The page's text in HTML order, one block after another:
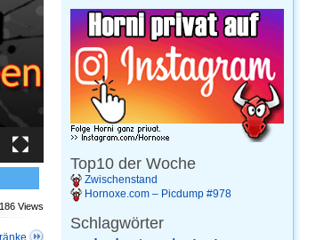
Views
Top10 der Woche
Zwischenstand
Hornoxe.com – Picdump #978
Schlagwörter